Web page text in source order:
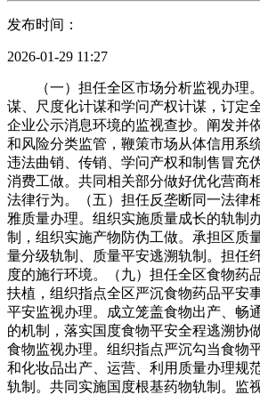
发布时间：
2026-01-29 11:27
（一）担任全区市场分析监视办理。
谋、尺度化计谋和学问产权计谋，订定
企业公示消息环境的监视查抄。阐发并
和风险分类监管，鞭策市场从体信用系
违法曲销、传销、学问产权和制售冒充
消费工做。共同相关部分做好优化营商
法律行为。（五）担任反垄断同一法律
雅质量办理。组织实施质量成长的轨制
制，组织实施产物防伪工做。承担区质
量分级轨制、质量平安逃溯轨制。担任
度的施行环境。（九）担任全区食物药
扶植，组织指点全区严沉食物药品平安
平安监视办理。成立笼盖食物出产、畅
的机制，落实国度食物平安全程逃溯协
食物监视办理。组织指点严沉勾当食物
和化妆品出产、运营、利用质量办理规
轨制。共同实施国度根基药物轨制。监